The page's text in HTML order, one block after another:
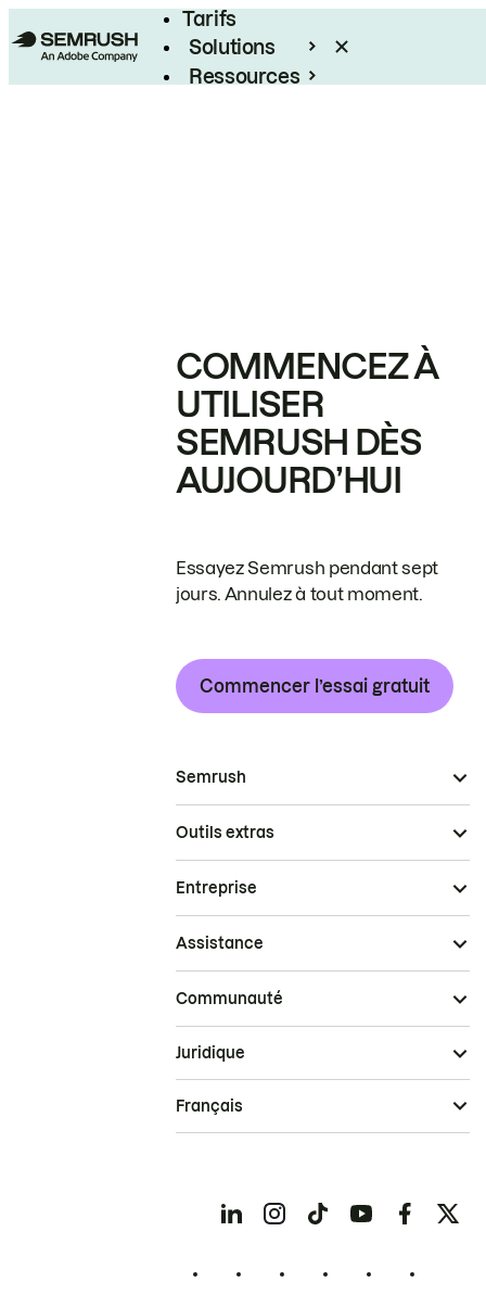
Tarifs
Solutions
Ressources
COMMENCEZ À
UTILISER
SEMRUSH DÈS
AUJOURD’HUI
Essayez Semrush pendant sept
jours. Annulez à tout moment.
Commencer l’essai gratuit
Semrush
Outils extras
Entreprise
Assistance
Communauté
Juridique
Français